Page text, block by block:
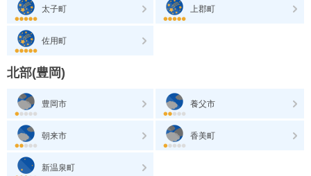
太子町 上郡町
佐用町
北部(豊岡)
豊岡市 養父市
朝来市 香美町
新温泉町